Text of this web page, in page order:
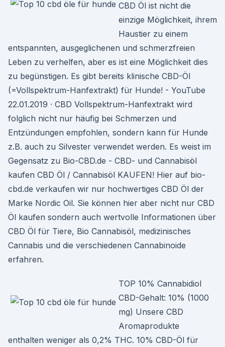
CBD Öl ist nicht die
einzige Möglichkeit, ihrem
Haustier zu einem
entspannten, ausgeglichenen und schmerzfreien
Leben zu verhelfen, aber es ist eine Möglichkeit dies
zu begünstigen. Es gibt bereits klinische CBD-Öl
(=Vollspektrum-Hanfextrakt) für Hunde! - YouTube
22.01.2019 · CBD Vollspektrum-Hanfextrakt wird
folglich nicht nur häufig bei Schmerzen und
Entzündungen empfohlen, sondern kann für Hunde
z.B. auch zu Silvester verwendet werden. Es weist im
Gegensatz zu Bio-CBD.de - CBD- und Cannabisöl
kaufen CBD Öl / Cannabisöl KAUFEN! Hier auf bio-
cbd.de verkaufen wir nur hochwertiges CBD Öl der
Marke Nordic Oil. Sie können hier aber nicht nur CBD
Öl kaufen sondern auch wertvolle Informationen über
CBD Öl für Tiere, Bio Cannabisöl, medizinisches
Cannabis und die verschiedenen Cannabinoide
erfahren.
TOP 10% Cannabidiol
CBD-Gehalt: 10% (1000
mg) Unsere CBD
Aromaprodukte
enthalten weniger als 0,2% THC. 10% CBD-Öl für